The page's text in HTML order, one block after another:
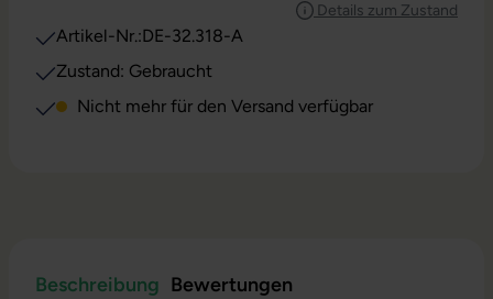
Details zum Zustand
Artikel-Nr.:DE-32.318-A
Zustand: Gebraucht
Nicht mehr für den Versand verfügbar
Beschreibung Bewertungen